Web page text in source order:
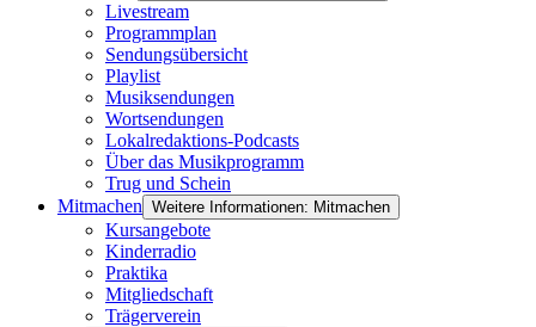
Livestream
Programmplan
Sendungsübersicht
Playlist
Musiksendungen
Wortsendungen
Lokalredaktions-Podcasts
Über das Musikprogramm
Trug und Schein
Mitmachen Weitere Informationen: Mitmachen
Kursangebote
Kinderradio
Praktika
Mitgliedschaft
Trägerverein